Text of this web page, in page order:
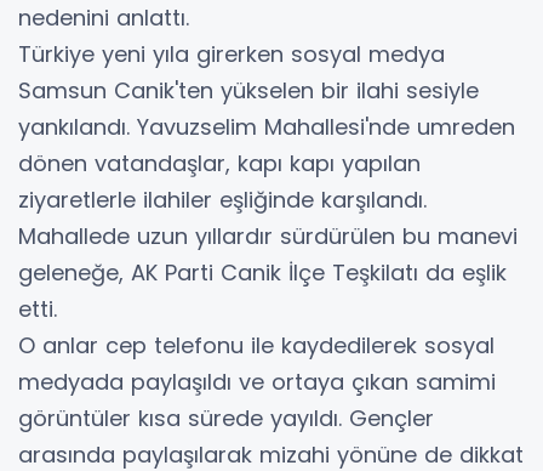
nedenini anlattı.
Türkiye yeni yıla girerken sosyal medya
Samsun Canik'ten yükselen bir ilahi sesiyle
yankılandı. Yavuzselim Mahallesi'nde umreden
dönen vatandaşlar, kapı kapı yapılan
ziyaretlerle ilahiler eşliğinde karşılandı.
Mahallede uzun yıllardır sürdürülen bu manevi
geleneğe, AK Parti Canik İlçe Teşkilatı da eşlik
etti.
O anlar cep telefonu ile kaydedilerek sosyal
medyada paylaşıldı ve ortaya çıkan samimi
görüntüler kısa sürede yayıldı. Gençler
arasında paylaşılarak mizahi yönüne de dikkat